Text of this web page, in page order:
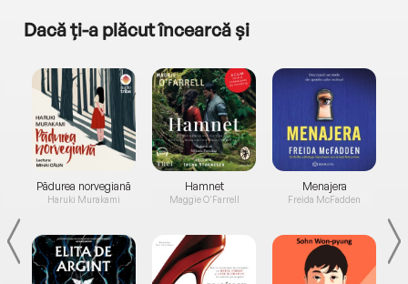
Dacă ți-a plăcut încearcă și
Pădurea norvegiană
Haruki Murakami
Hamnet
Maggie O'Farrell
Menajera
Freida McFadden